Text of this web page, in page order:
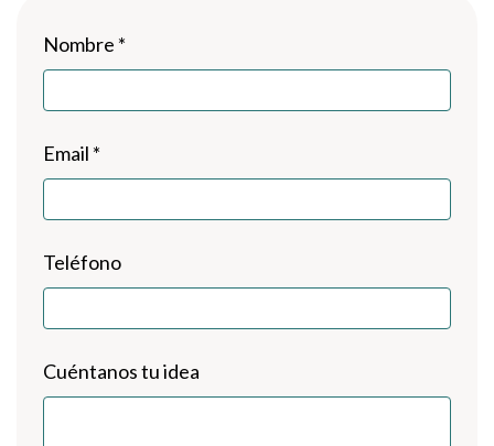
Nombre *
Email *
Teléfono
Cuéntanos tu idea